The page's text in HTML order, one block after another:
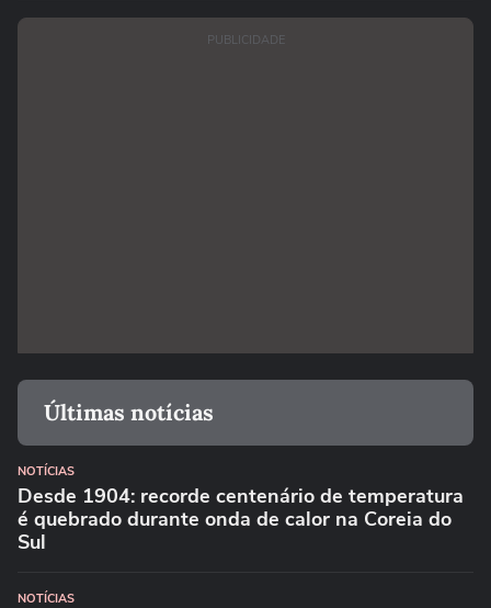
PUBLICIDADE
Últimas notícias
NOTÍCIAS
Desde 1904: recorde centenário de temperatura
é quebrado durante onda de calor na Coreia do
Sul
NOTÍCIAS